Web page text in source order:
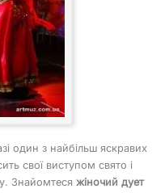
один з найбільш яскравих
свої виступом свято і
Знайомтеся жіночий дует